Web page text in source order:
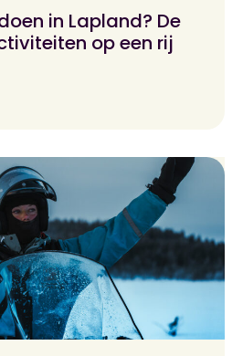
in Lapland? De
op een rij